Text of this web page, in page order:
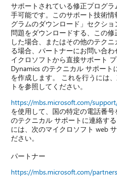
サポートされている修正プログ
手可能です。このサポート技術
グラムのダウンロード」セクシ
問題をダウンロードする、この
した場合、またはその他のテク
る場合、パートナーにお問い合
イクロソフトから直接サポート
Dynamics のテクニカル サポー
を作成します。 これを行うには
トを参照してください。
https://mbs.microsoft.com/
を使用して、国の特定の電話番
のテクニカル サポートに連絡す
には、次のマイクロソフト web
ださい。
パートナー
https://mbs.microsoft.com/